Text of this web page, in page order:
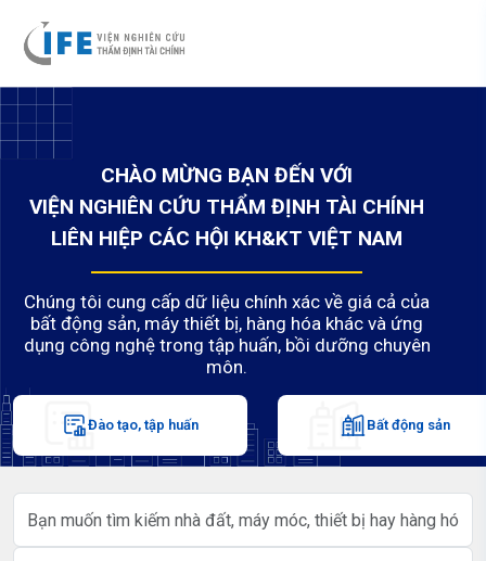
CHÀO MỪNG BẠN ĐẾN VỚI
VIỆN NGHIÊN CỨU THẨM ĐỊNH TÀI CHÍNH
LIÊN HIỆP CÁC HỘI KH&KT VIỆT NAM
Chúng tôi cung cấp dữ liệu chính xác về giá cả của
bất động sản, máy thiết bị, hàng hóa khác và ứng
dụng công nghệ trong tập huấn, bồi dưỡng chuyên
môn.
Đào tạo, tập huấn Bất động sản